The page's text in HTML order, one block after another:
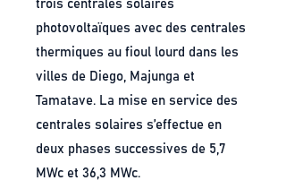
trois centrales solaires
photovoltaïques avec des centrales
thermiques au fioul lourd dans les
villes de Diego, Majunga et
Tamatave. La mise en service des
centrales solaires s’effectue en
deux phases successives de 5,7
MWc et 36,3 MWc.